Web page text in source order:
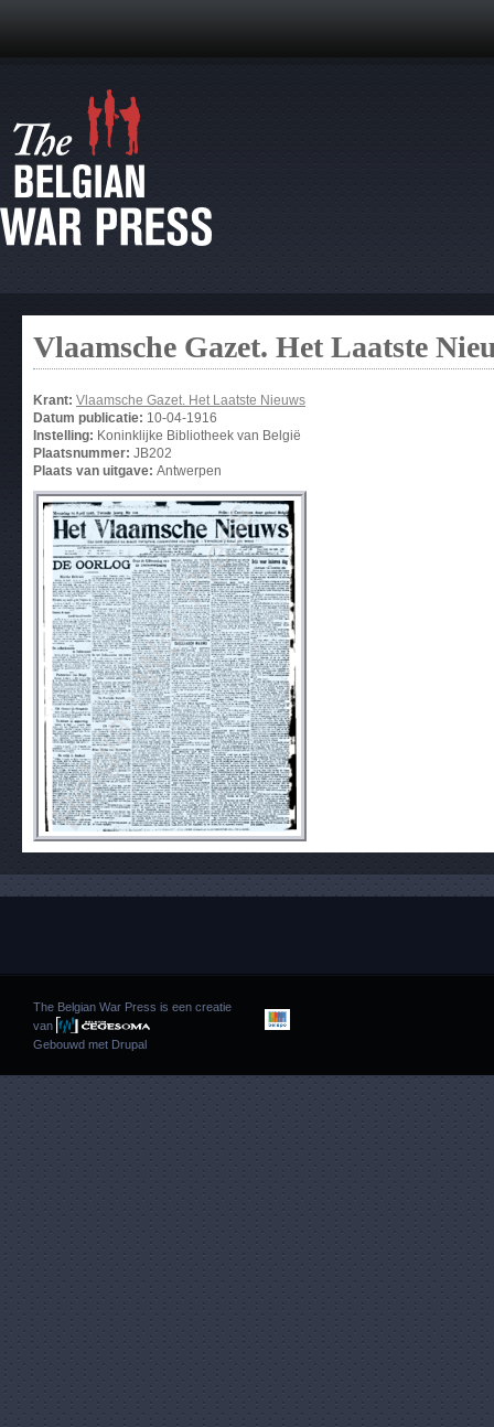
Vlaamsche Gazet. Het Laatste
Krant: Vlaamsche Gazet. Het Laatste Nieuws
Datum publicatie: 10-04-1916
Instelling: Koninklijke Bibliotheek van België
Plaatsnummer: JB202
Plaats van uitgave: Antwerpen
The Belgian War Press is een creatie
van
Gebouwd met Drupal